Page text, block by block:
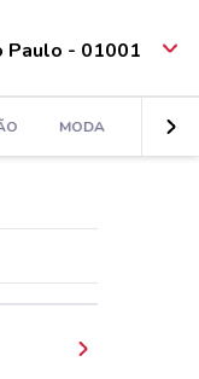
Paulo - 01001
MODA